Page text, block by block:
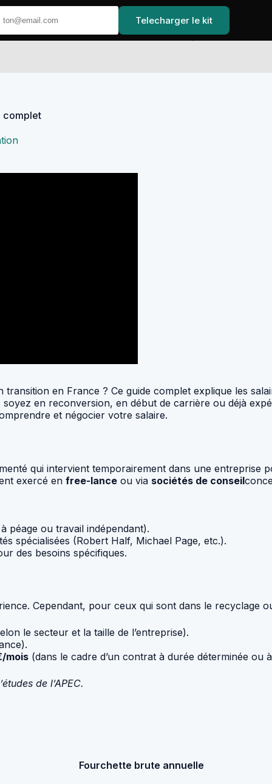
complet
en France ? Ce guide complet explique les
en reconversion, en début de carrière ou déjà
et négocier votre salaire.
qui intervient temporairement dans une entreprise
exercé en free-lance ou via sociétés de conseil
péage ou travail indépendant).
spécialisées (Robert Half, Michael Page, etc.).
des besoins spécifiques.
Cependant, pour ceux qui sont dans le recyclage
le secteur et la taille de l’entreprise).
mois (dans le cadre d’un contrat à durée déterminée ou
de l’APEC.
Fourchette brute annuelle
Telecharger le kit